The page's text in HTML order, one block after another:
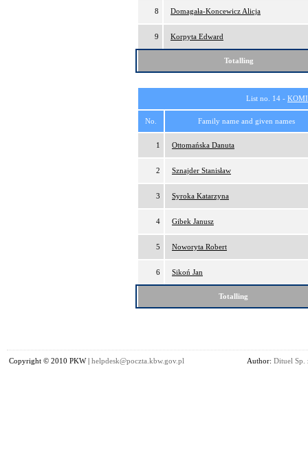
8 Domagała-Koncewicz Alicja
9 Korpyta Edward
Totalling
List no. 14 -
No. Family name and given names
1 Ottomańska Danuta
2 Sznajder Stanisław
3 Syroka Katarzyna
4 Gibek Janusz
5 Noworyta Robert
6 Sikoń Jan
Totalling
Copyright © 2010 PKW | helpdesk@poczta.kbw.gov.pl Author: Dituel Sp.